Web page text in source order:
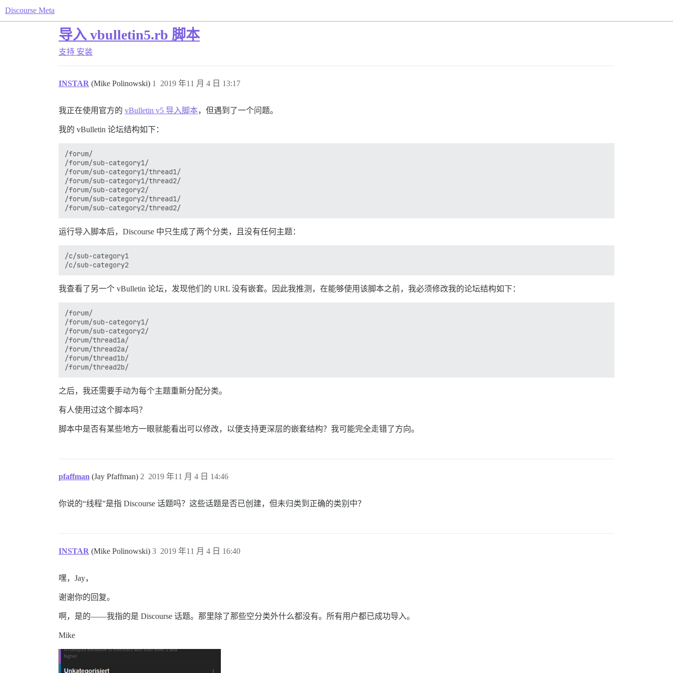
Discourse Meta
导入 vbulletin5.rb 脚本
支持 安装
INSTAR (Mike Polinowski) 2019 年11 月 4 日 13:17
1
我正在使用官方的 vBulletin v5 导入脚本，但遇到了一个问题。
我的 vBulletin 论坛结构如下：
/forum/
/forum/sub-category1/
/forum/sub-category1/thread1/
/forum/sub-category1/thread2/
/forum/sub-category2/
/forum/sub-category2/thread1/
运行导入脚本后，Discourse 中只生成了两个分类，且没有任何主题：
/c/sub-category1
我查看了另一个 vBulletin 论坛，发现他们的 URL 没有嵌套。因此我推测，在能够使用该脚本之前，我必须修改我的论坛结构如下：
/forum/
/forum/sub-category1/
/forum/sub-category2/
/forum/thread1a/
/forum/thread2a/
/forum/thread1b/
之后，我还需要手动为每个主题重新分配分类。
有人使用过这个脚本吗？
脚本中是否有某些地方一眼就能看出可以修改，以便支持更深层的嵌套结构？我可能完全走错了方向。
pfaffman (Jay Pfaffman) 2019 年11 月 4 日 14:46
2
你说的“线程”是指 Discourse 话题吗？这些话题是否已创建，但未归类到正确的类别中？
INSTAR (Mike Polinowski) 2019 年11 月 4 日 16:40
3
嘿，Jay，
谢谢你的回复。
啊，是的——我指的是 Discourse 话题。那里除了那些空分类外什么都没有。所有用户都已成功导入。
Mike